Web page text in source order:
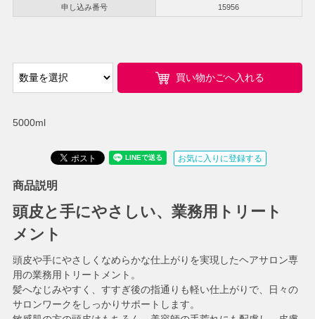
申し込み番号 15956
5000ml
買い物かごへ入れる
お気に入りに登録する
商品説明
頭皮と手にやさしい、業務用トリート
メント
頭皮や手にやさしくなめらかな仕上がりを実現したヘアサロン専
用の業務用トリートメント。
髪へなじみやすく、すすぎ後の指通りも軽い仕上がりで、日々の
サロンワークをしっかりサポートします。